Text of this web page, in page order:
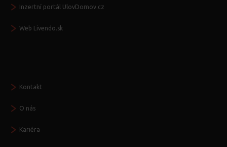
Inzertní portál UlovDomov.cz
Web Livendo.sk
Kontakt
O nás
Kariéra